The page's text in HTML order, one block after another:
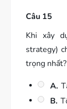
Câu 15
Khi xây
strategy)
trọng nhất?
A.
B.